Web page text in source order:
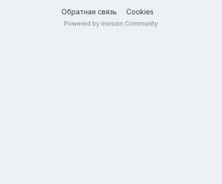
Обратная связь Cookies
Powered by Invision Community